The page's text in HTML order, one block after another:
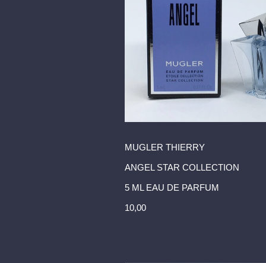
MUGLER THIERRY
ANGEL STAR COLLECTION
5 ML EAU DE PARFUM
10,00